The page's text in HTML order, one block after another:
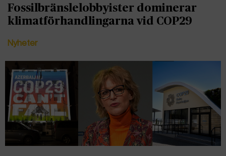
Fossilbränslelobbyister dominerar
klimatförhandlingarna vid COP29
Nyheter